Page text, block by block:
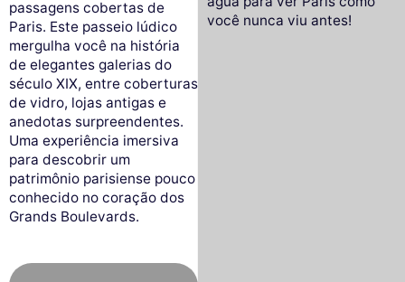
passagens cobertas de
Paris. Este passeio lúdico
mergulha você na história
de elegantes galerias do
século XIX, entre coberturas
de vidro, lojas antigas e
anedotas surpreendentes.
Uma experiência imersiva
para descobrir um
patrimônio parisiense pouco
conhecido no coração dos
Grands Boulevards.
você nunca viu antes!